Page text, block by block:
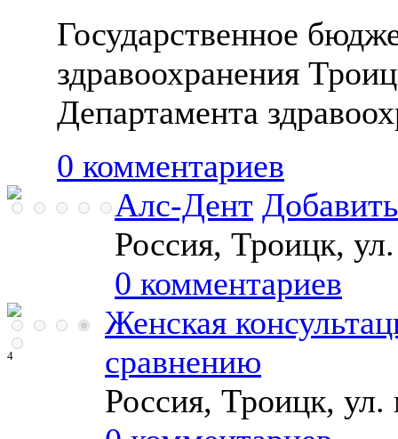
Государственное
здравоохранения
Департамента
0 комментариев
Алс-Дент
Россия, Троицк,
0 комментариев
4
Женская
сравнению
Россия, Троицк,